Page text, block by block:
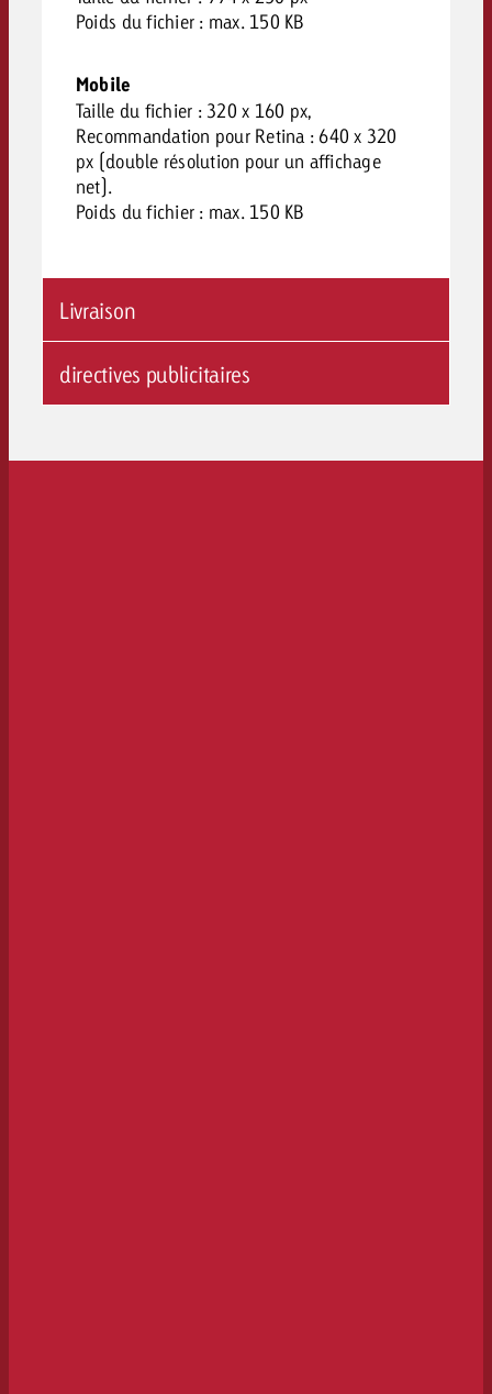
Poids du fichier : max. 150 KB
Mobile
Taille du fichier : 320 x 160 px,
Recommandation pour Retina : 640 x 320
px (double résolution pour un affichage
net).
Poids du fichier : max. 150 KB
Livraison
directives publicitaires